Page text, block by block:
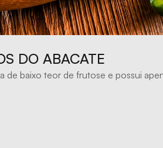
DO ABACATE
de baixo teor de frutose e possui